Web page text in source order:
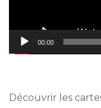
00:00
Découvrir les